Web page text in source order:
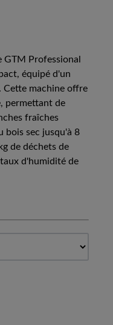
GTM Professional
équipé d'un
Cette machine offre
permettant de
fraîches
bois sec jusqu'à 8
de déchets de
d'humidité de